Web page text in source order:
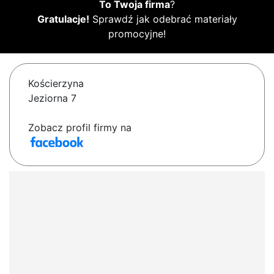
To Twoja firma?
Gratulacje! Sprawdź jak odebrać materiały
promocyjne!
Kościerzyna
Jeziorna 7
Zobacz profil firmy na